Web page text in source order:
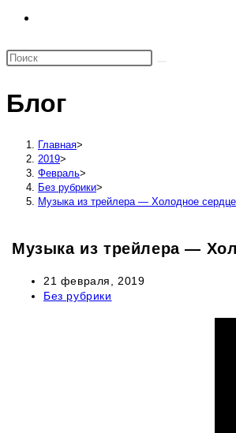
по
сайту
Блог
Главная>
2019>
Февраль>
Без рубрики>
Музыка из трейлера — Холодное
Музыка из трейлера —
Запись
опубликована:
21 февраля, 2019
Рубрика
Без рубрики